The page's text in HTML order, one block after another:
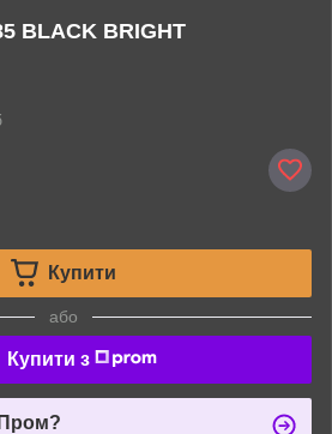
BLACK BRIGHT
Купити
або
Купити з